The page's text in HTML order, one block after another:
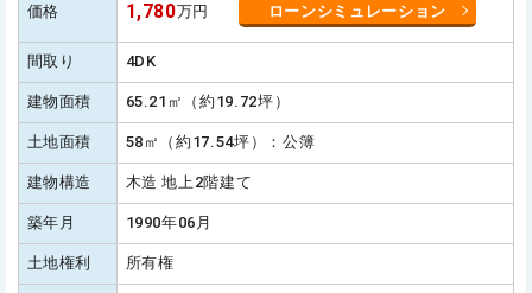
価格 1,780万円 ローンシミュレーション
間取り 4DK
建物面積 65.21㎡（約19.72坪）
土地面積 58㎡（約17.54坪）：公簿
建物構造 木造 地上2階建て
築年月 1990年06月
土地権利 所有権